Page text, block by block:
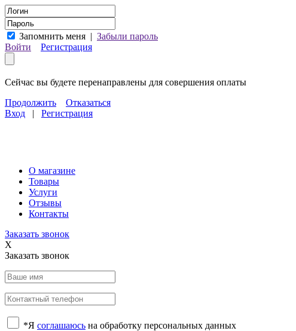
Запомнить меня | Забыли пароль
Войти
Регистрация
Сейчас вы будете перенаправлены для совершения оплаты
Продолжить
Отказаться
Вход | Регистрация
О магазине
Товары
Услуги
Отзывы
Контакты
Заказать звонок
X
Заказать звонок
*Я соглашаюсь на обработку персональных данных